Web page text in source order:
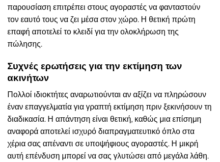
παρουσίαση επιτρέπει στους αγοραστές να φανταστούν
τον εαυτό τους να ζει μέσα στον χώρο. Η θετική πρώτη
επαφή αποτελεί το κλειδί για την ολοκλήρωση της
πώλησης.
Συχνές ερωτήσεις για την εκτίμηση των
ακινήτων
Πολλοί ιδιοκτήτες αναρωτιούνται αν αξίζει να πληρώσουν
έναν επαγγελματία για γραπτή εκτίμηση πριν ξεκινήσουν τη
διαδικασία. Η απάντηση είναι θετική, καθώς μια επίσημη
αναφορά αποτελεί ισχυρό διαπραγματευτικό όπλο στα
χέρια σας απέναντι σε υποψήφιους αγοραστές. Η μικρή
αυτή επένδυση μπορεί να σας γλυτώσει από μεγάλα λάθη.